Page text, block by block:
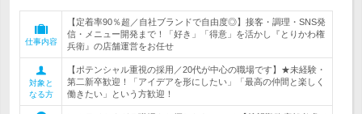
仕事内容
【定着率90％超／自社ブランドで自由度◎】接客・調理・SNS発
信・メニュー開発まで！「好き」「得意」を活かし『とりかわ権
兵衛』の店舗運営をお任せ
対象と
なる方
【ポテンシャル重視の採用／20代が中心の職場です】★未経験・
第二新卒歓迎！「アイデアを形にしたい」「最高の仲間と楽しく
働きたい」という方歓迎！